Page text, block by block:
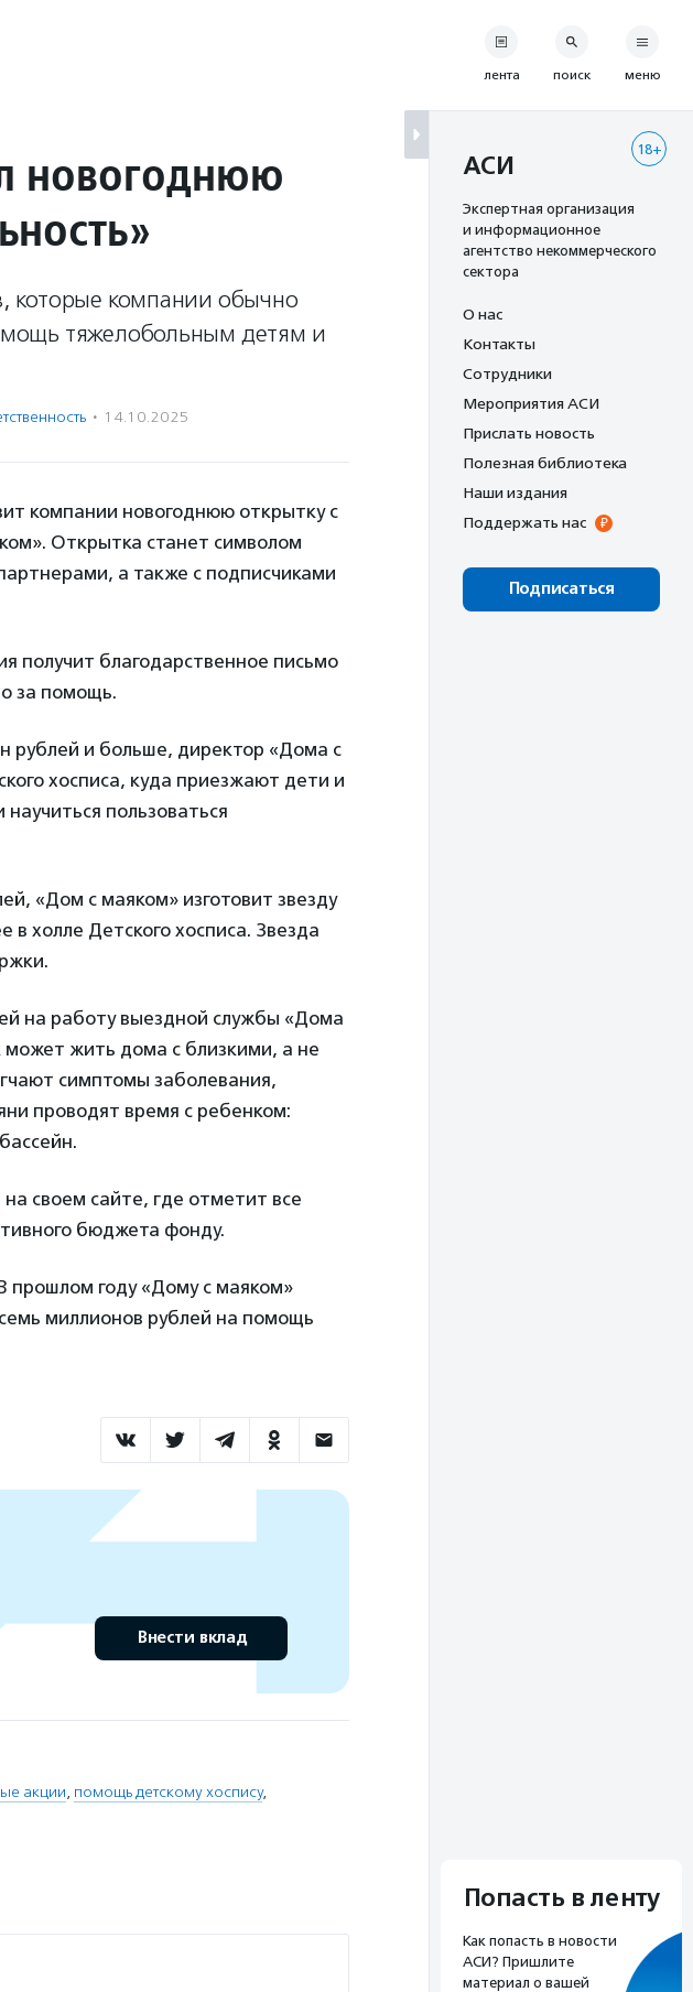
новогоднюю
которые компании обычно
тяжелобольным детям и
· 14.10.2025
компании новогоднюю открытку с
Открытка станет символом
а также с подписчиками
получит благодарственное письмо
за помощь.
рублей и больше, директор «Дома с
хосписа, куда приезжают дети и
пользоваться
«Дом с маяком» изготовит звезду
холле Детского хосписа. Звезда
на работу выездной службы «Дома
может жить дома с близкими, а не
симптомы заболевания,
проводят время с ребенком:
своем сайте, где отметит все
бюджета фонду.
прошлом году «Дому с маяком»
миллионов рублей на помощь
Внести вклад
акции, помощь детскому хоспису,
лента поиск меню
18+
АСИ
Экспертная организация
и информационное
агентство некоммерческого
сектора
О нас
Контакты
Сотрудники
Мероприятия АСИ
Прислать новость
Полезная библиотека
Наши издания
Поддержать нас
Подписаться
Попасть в ленту
Как попасть в новости
АСИ? Пришлите
материал о вашей